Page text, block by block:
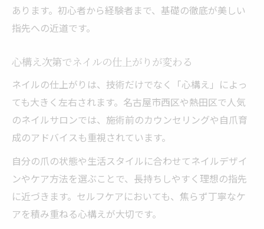
あります。初心者から経験者まで、基礎の徹底が美しい
指先への近道です。
心構え次第でネイルの仕上がりが変わる
ネイルの仕上がりは、技術だけでなく「心構え」によっ
ても大きく左右されます。名古屋市西区や熱田区で人気
のネイルサロンでは、施術前のカウンセリングや自爪育
成のアドバイスも重視されています。
自分の爪の状態や生活スタイルに合わせてネイルデザイ
ンやケア方法を選ぶことで、長持ちしやすく理想の指先
に近づきます。セルフケアにおいても、焦らず丁寧なケ
アを積み重ねる心構えが大切です。